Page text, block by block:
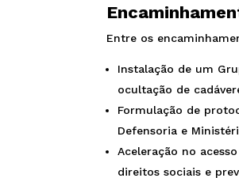
Entre os
Instalação de um
ocultação de
Formulação de
Defensoria e
Aceleração no
direitos sociais e